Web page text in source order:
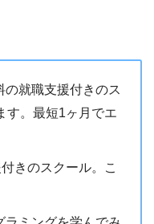
の就職支援付きのス
す。最短1ヶ月でエ
きのスクール。こ